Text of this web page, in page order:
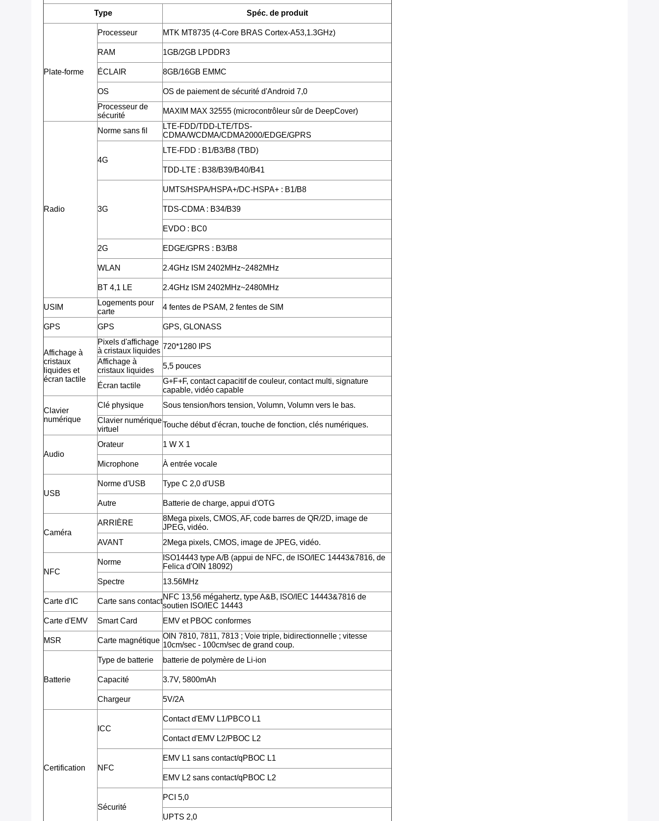
Type Spéc. de produit
Plate-forme
Processeur MTK MT8735 (4-Core BRAS Cortex-A53,1.3GHz)
RAM 1GB/2GB LPDDR3
ÉCLAIR 8GB/16GB EMMC
OS
OS de paiement de sécurité d'Android 7,0
Processeur de
sécurité
MAXIM MAX 32555 (microcontrôleur sûr de DeepCover)
Radio
Norme sans fil
LTE-FDD/TDD-LTE/TDS-
CDMA/WCDMA/CDMA2000/EDGE/GPRS
4G
LTE-FDD : B1/B3/B8 (TBD)
TDD-LTE : B38/B39/B40/B41
3G
UMTS/HSPA/HSPA+/DC-HSPA+ : B1/B8
TDS-CDMA : B34/B39
EVDO : BC0
2G EDGE/GPRS : B3/B8
WLAN 2.4GHz ISM 2402MHz~2482MHz
BT 4,1 LE 2.4GHz ISM 2402MHz~2480MHz
USIM
Logements pour
carte
4 fentes de PSAM, 2 fentes de SIM
GPS GPS GPS, GLONASS
Affichage à
cristaux
liquides et
écran tactile
Pixels d'affichage
à cristaux liquides
720*1280 IPS
Affichage à
cristaux liquides
5,5 pouces
Écran tactile
G+F+F, contact capacitif de couleur, contact multi, signature
capable, vidéo capable
Clavier
numérique
Clé physique
Sous tension/hors tension, Volumn, Volumn vers le bas.
Clavier numérique
virtuel
Touche début d'écran, touche de fonction, clés numériques.
Audio
Orateur 1 W X 1
Microphone À entrée vocale
USB
Norme d'USB Type C 2,0 d'USB
Autre Batterie de charge, appui d'OTG
Caméra
ARRIÈRE
8Mega pixels, CMOS, AF, code barres de QR/2D, image de
JPEG, vidéo.
AVANT
2Mega pixels, CMOS, image de JPEG, vidéo.
NFC
Norme
ISO14443 type A/B (appui de NFC, de ISO/IEC 14443&7816, de
Felica d'OIN 18092)
Spectre
13.56MHz
Carte d'IC Carte sans contact
NFC 13,56 mégahertz, type A&B, ISO/IEC 14443&7816 de
soutien ISO/IEC 14443
Carte d'EMV
Smart Card EMV et PBOC conformes
MSR Carte magnétique
OIN 7810, 7811, 7813 ; Voie triple, bidirectionnelle ; vitesse
10cm/sec - 100cm/sec de grand coup.
Batterie
Type de batterie batterie de polymère de Li-ion
Capacité 3.7V, 5800mAh
Chargeur 5V/2A
Certification
ICC
Contact d'EMV L1/PBCO L1
Contact d'EMV L2/PBOC L2
NFC
EMV L1 sans contact/qPBOC L1
EMV L2 sans contact/qPBOC L2
Sécurité
PCI 5,0
UPTS 2,0